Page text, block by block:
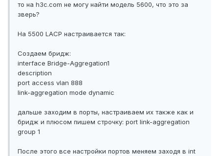
то на h3c.com не могу найти модель 5600, что это за
зверь?
На 5500 LACP настраивается так:
Создаем бридж:
interface Bridge-Aggregation1
description
port access vlan 888
link-aggregation mode dynamic
дальше заходим в порты, настраиваем их также как и
бридж и плюсом пишем строчку: port link-aggregation
group 1
После этого все настройки портов меняем заходя в int